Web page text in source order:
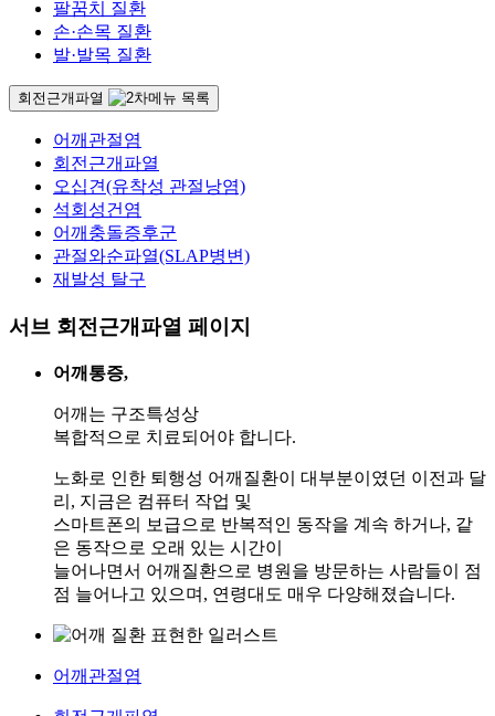
팔꿈치 질환
손·손목 질환
발·발목 질환
회전근개파열
어깨관절염
회전근개파열
오십견(유착성 관절낭염)
석회성건염
어깨충돌증후군
관절와순파열(SLAP병변)
재발성 탈구
서브 회전근개파열 페이지
어깨통증,
어깨는 구조특성상
복합적으로 치료되어야 합니다.
노화로 인한 퇴행성 어깨질환이 대부분이였던 이전과 달
리, 지금은 컴퓨터 작업 및
스마트폰의 보급으로 반복적인 동작을 계속 하거나, 같
은 동작으로 오래 있는 시간이
늘어나면서 어깨질환으로 병원을 방문하는 사람들이 점
점 늘어나고 있으며, 연령대도 매우 다양해졌습니다.
어깨관절염